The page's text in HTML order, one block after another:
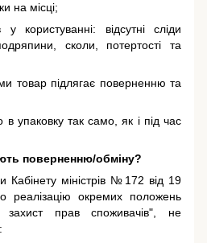
на місці;
користуванні: відсутні сліди
сколи, потертості та
товар підлягає поверненню та
упаковку так само, як і під час
поверненню/обміну?
Кабінету міністрів №172 від 19
реалізацію окремих положень
прав споживачів", не